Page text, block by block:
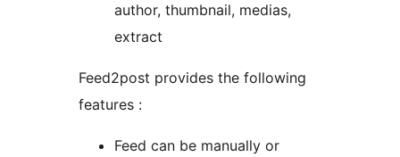
author, thumbnail, medias,
extract
Feed2post provides the following
features :
Feed can be manually or